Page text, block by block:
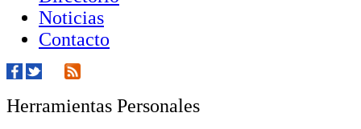
Noticias
Contacto
Herramientas Personales